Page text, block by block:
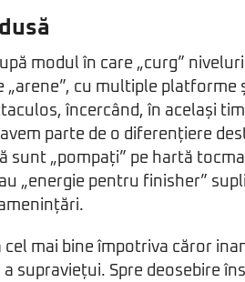
modul în care „curg”
„arene”, cu multiple platforme
încercând, în același
parte de o diferențiere
sunt „pompați” pe hartă
„energie pentru finisher”
mai bine împotriva căror
supraviețui. Spre deosebire